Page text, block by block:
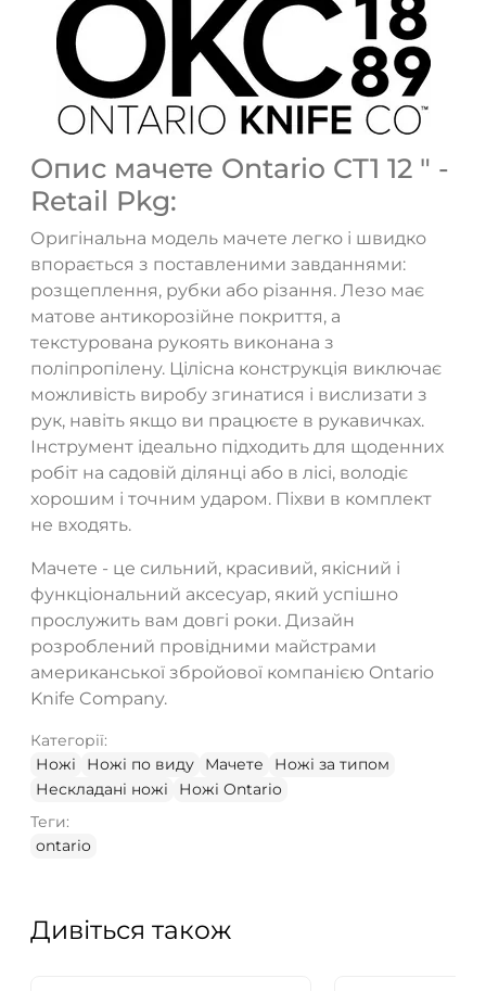
Опис мачете Ontario CT1 12 " -
Retail Pkg:
Оригінальна модель мачете легко і швидко
впорається з поставленими завданнями:
розщеплення, рубки або різання. Лезо має
матове антикорозійне покриття, а
текстурована рукоять виконана з
поліпропілену. Цілісна конструкція виключає
можливість виробу згинатися і вислизати з
рук, навіть якщо ви працюєте в рукавичках.
Інструмент ідеально підходить для щоденних
робіт на садовій ділянці або в лісі, володіє
хорошим і точним ударом. Піхви в комплект
не входять.
Мачете - це сильний, красивий, якісний і
функціональний аксесуар, який успішно
прослужить вам довгі роки. Дизайн
розроблений провідними майстрами
американської збройової компанією Ontario
Knife Company.
Категорії:
Ножі
Ножі по виду Мачете
Ножі за типом
Нескладані ножі
Ножі Ontario
Теги:
ontario
Дивіться також
ТАК НІ